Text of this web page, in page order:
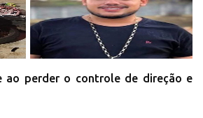
ao perder o controle de direção e